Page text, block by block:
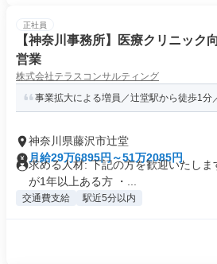
正社員
【神奈川事務所】医療クリニック
営業
株式会社テラスコンサルティング
事業拡大による増員／辻堂駅から徒歩1分
神奈川県藤沢市辻堂
月給29万6895円～51万2085円
求める人材: 下記の方を歓迎いたし
が1年以上ある方 ・...
交通費支給 駅近5分以内